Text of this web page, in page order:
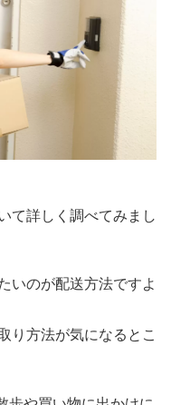
て詳しく調べてみまし
いのが配送方法ですよ
り方法が気になるとこ